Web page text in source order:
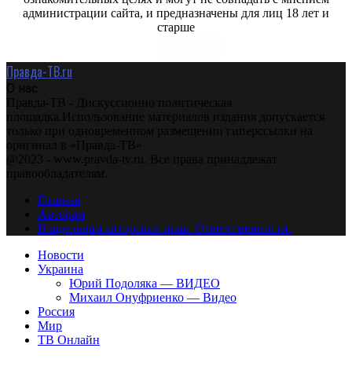
администрации сайта, и предназначены для лиц 18 лет и
старше
Правда-ТВ.ru
О нас
Правда-ТВ - Дискуссионно политическая
площадка.Использование материалов издания допускается
только при одновременном размещении гиперссылки на
оригинал в «Правда-ТВ»
@2023 - www.pravda-tv.ru. Все права принадлежат
правообладателям.
Главная
Авторам
Владельцам авторских прав. Ответственности.
Новости
Украина
Юрий Подоляка — ВИДЕО
Михаил Онуфриенко — Видео
Россия
Мир
ТВ Онлайн